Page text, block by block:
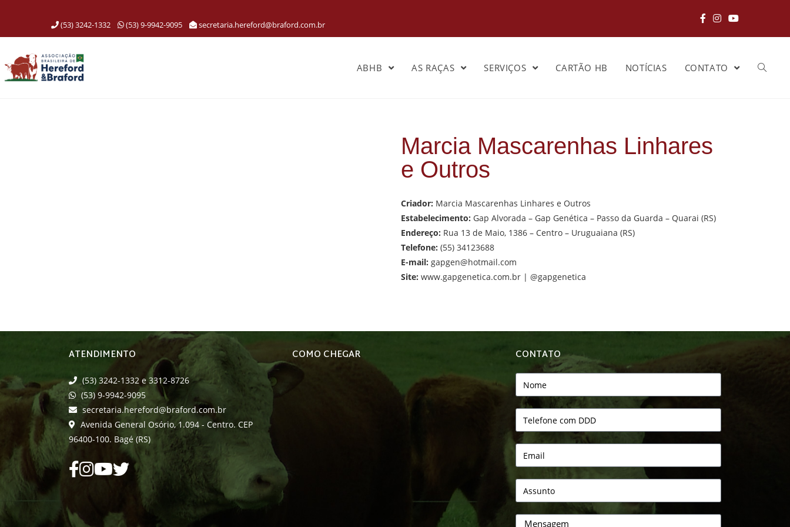
(53) 3242-1332 (53) 9-9942-9095 secretaria.hereford@braford.com.br
ABHB AS RAÇAS SERVIÇOS CARTÃO HB NOTÍCIAS CONTATO
Marcia Mascarenhas Linhares
e Outros
Criador: Marcia Mascarenhas Linhares e Outros
Estabelecimento: Gap Alvorada – Gap Genética – Passo da Guarda – Quarai (RS)
Endereço: Rua 13 de Maio, 1386 – Centro – Uruguaiana (RS)
Telefone: (55) 34123688
E-mail: gapgen@hotmail.com
Site: www.gapgenetica.com.br | @gapgenetica
ATENDIMENTO
(53) 3242-1332 e 3312-8726
(53) 9-9942-9095
secretaria.hereford@braford.com.br
Avenida General Osório, 1.094 - Centro. CEP
96400-100. Bagé (RS)
COMO CHEGAR CONTATO